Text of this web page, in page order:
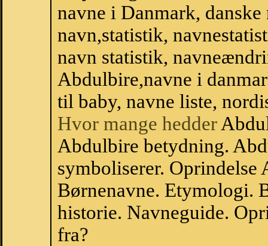
navne i Danmark,
navn,statistik,
navn statistik,
Abdulbire,navne i
til baby, navne liste,
Hvor mange hedder
Abdulbire betydning.
symboliserer. Oprindelse
Børnenavne. Etymologi.
historie. Navneguide.
fra?